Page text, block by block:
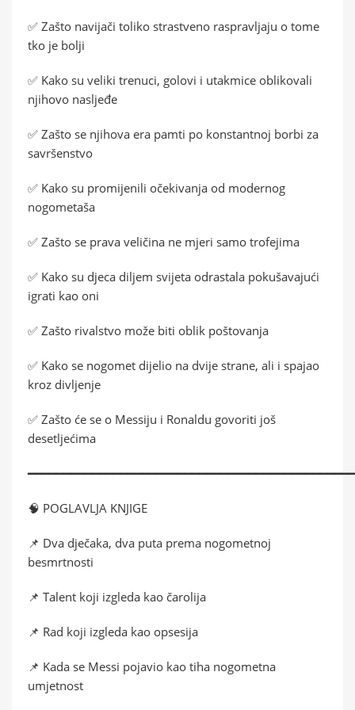
✅ Zašto navijači toliko strastveno raspravljaju o tome
tko je bolji
✅ Kako su veliki trenuci, golovi i utakmice oblikovali
njihovo nasljeđe
✅ Zašto se njihova era pamti po konstantnoj borbi za
savršenstvo
✅ Kako su promijenili očekivanja od modernog
nogometaša
✅ Zašto se prava veličina ne mjeri samo trofejima
✅ Kako su djeca diljem svijeta odrastala pokušavajući
igrati kao oni
✅ Zašto rivalstvo može biti oblik poštovanja
✅ Kako se nogomet dijelio na dvije strane, ali i spajao
kroz divljenje
✅ Zašto će se o Messiju i Ronaldu govoriti još
desetljećima
🧠 POGLAVLJA KNJIGE
📌 Dva dječaka, dva puta prema nogometnoj
besmrtnosti
📌 Talent koji izgleda kao čarolija
📌 Rad koji izgleda kao opsesija
📌 Kada se Messi pojavio kao tiha nogometna
umjetnost